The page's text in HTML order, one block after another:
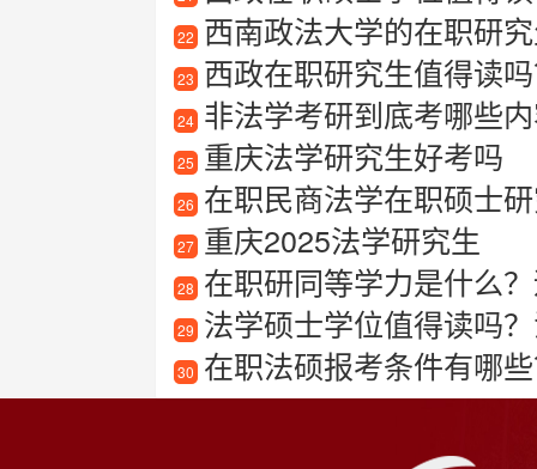
22 西南政法大学的在职研
23 西政在职研究生值得读吗
24 非法学考研到底考哪些
25 重庆法学研究生好考吗
26 在职民商法学在职硕士
27 重庆2025法学研究生
28 在职研同等学力是什么？适合
29 法学硕士学位值得读吗
30 在职法硕报考条件有哪